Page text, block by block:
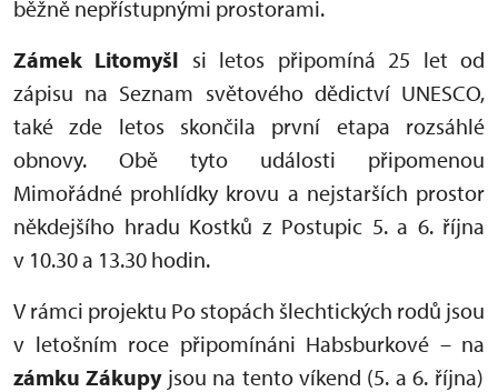
běžně nepřístupnými prostorami.
Zámek Litomyšl si letos připomíná 25 let od
zápisu na Seznam světového dědictví UNESCO,
také zde letos skončila první etapa rozsáhlé
obnovy. Obě tyto události připomenou
Mimořádné prohlídky krovu a nejstarších prostor
někdejšího hradu Kostků z Postupic 5. a 6. října
v 10.30 a 13.30 hodin.
V rámci projektu Po stopách šlechtických rodů jsou
v letošním roce připomínáni Habsburkové – na
zámku Zákupyjsou na tento víkend (5. a 6. října)